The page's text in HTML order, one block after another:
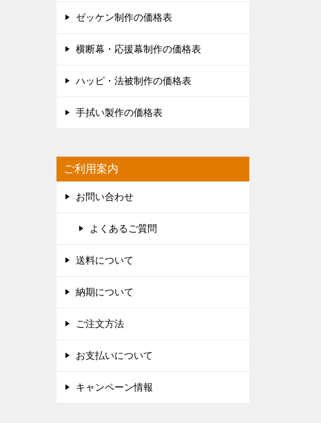
ゼッケン制作の価格表
横断幕・応援幕制作の価格表
ハッピ・法被制作の価格表
手拭い製作の価格表
ご利用案内
お問い合わせ
よくあるご質問
送料について
納期について
ご注文方法
お支払いについて
キャンペーン情報